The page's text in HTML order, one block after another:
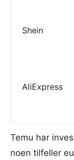
Shein
AliExpress
Temu har
noen tilfeller